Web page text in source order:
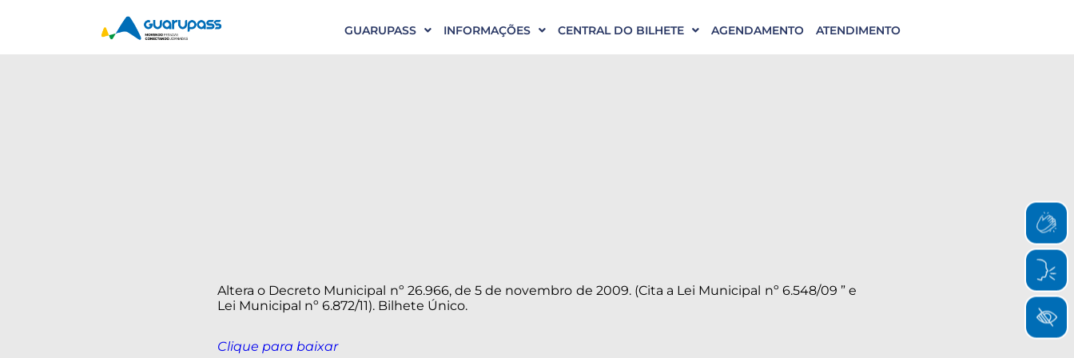
GUARUPASS INFORMAÇÕES CENTRAL DO BILHETE AGENDAMENTO ATENDIMENTO
Altera o Decreto Municipal nº 26.966, de 5 de novembro de 2009. (Cita a Lei Municipal nº 6.548/09 ” e
Lei Municipal nº 6.872/11). Bilhete Único.
Clique para baixar